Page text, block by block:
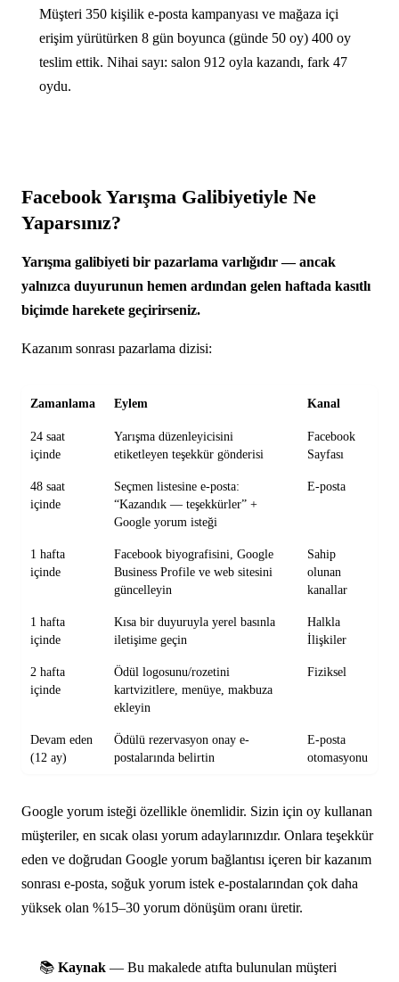
Müşteri 350 kişilik e-posta kampanyası ve mağaza içi
erişim yürütürken 8 gün boyunca (günde 50 oy) 400 oy
teslim ettik. Nihai sayı: salon 912 oyla kazandı, fark 47
oydu.
Facebook Yarışma Galibiyetiyle Ne
Yaparsınız?
Yarışma galibiyeti bir pazarlama varlığıdır — ancak
yalnızca duyurunun hemen ardından gelen haftada kasıtlı
biçimde harekete geçirirseniz.
Kazanım sonrası pazarlama dizisi:
Zamanlama Eylem Kanal
24 saat
içinde
Yarışma düzenleyicisini
etiketleyen teşekkür gönderisi
Facebook
Sayfası
48 saat
içinde
Seçmen listesine e-posta:
“Kazandık — teşekkürler” +
Google yorum isteği
E-posta
1 hafta
içinde
Facebook biyografisini, Google
Business Profile ve web sitesini
güncelleyin
Sahip
olunan
kanallar
1 hafta
içinde
Kısa bir duyuruyla yerel basınla
iletişime geçin
Halkla
İlişkiler
2 hafta
içinde
Ödül logosunu/rozetini
kartvizitlere, menüye, makbuza
ekleyin
Fiziksel
Devam eden
(12 ay)
Ödülü rezervasyon onay e-
postalarında belirtin
E-posta
otomasyonu
Google yorum isteği özellikle önemlidir. Sizin için oy kullanan
müşteriler, en sıcak olası yorum adaylarınızdır. Onlara teşekkür
eden ve doğrudan Google yorum bağlantısı içeren bir kazanım
sonrası e-posta, soğuk yorum istek e-postalarından çok daha
yüksek olan %15–30 yorum dönüşüm oranı üretir.
📚 Kaynak — Bu makalede atıfta bulunulan müşteri